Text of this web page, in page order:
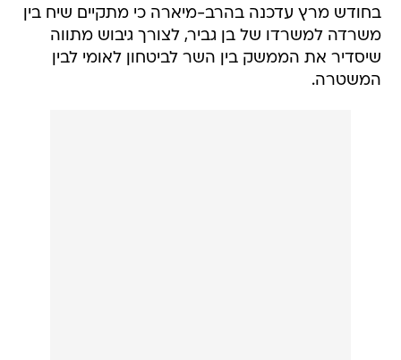
בחודש מרץ עדכנה בהרב-מיארה כי מתקיים שיח בין
משרדה למשרדו של בן גביר, לצורך גיבוש מתווה
שיסדיר את הממשק בין השר לביטחון לאומי לבין
המשטרה.